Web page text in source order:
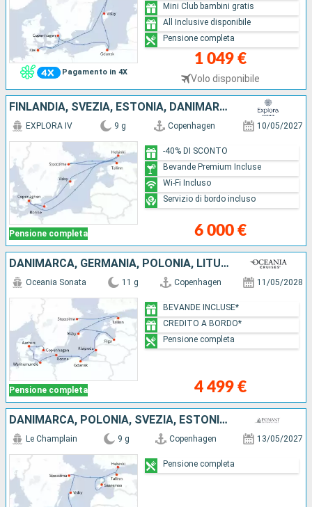
Pagamento in 4X
1 049 €
Volo disponibile
Mini Club bambini gratis
All Inclusive disponibile
Pensione completa
FINLANDIA, SVEZIA, ESTONIA, DANIMARCA
Pensione completa
EXPLORA IV 9 g Copenhagen 10/05/2027
6 000 €
-40% DI SCONTO
Bevande Premium Incluse
Wi-Fi Incluso
Servizio di bordo incluso
DANIMARCA, GERMANIA, POLONIA, LITUANIA, LETTONIA, SVEZIA, ESTONIA
Pensione completa
Oceania Sonata 11 g Copenhagen 11/05/2028
4 499 €
BEVANDE INCLUSE*
CREDITO A BORDO*
Pensione completa
DANIMARCA, POLONIA, SVEZIA, ESTONIA, FINLANDIA
Le Champlain 9 g Copenhagen 13/05/2027
Pensione completa